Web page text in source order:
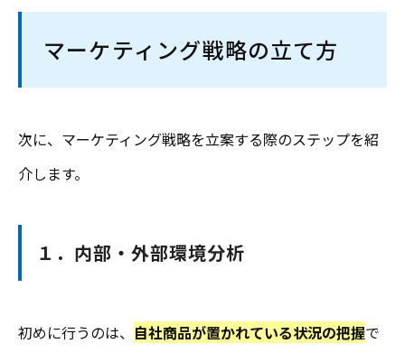
マーケティング戦略の立て方
次に、マーケティング戦略を立案する際のステップを紹
介します。
１．内部・外部環境分析
初めに行うのは、 自社商品が置かれている状況の把握で